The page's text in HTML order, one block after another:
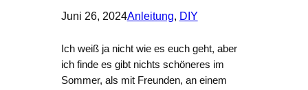
Juni 26, 2024Anleitung, DIY
Ich weiß ja nicht wie es euch geht, aber
ich finde es gibt nichts schöneres im
Sommer, als mit Freunden, an einem